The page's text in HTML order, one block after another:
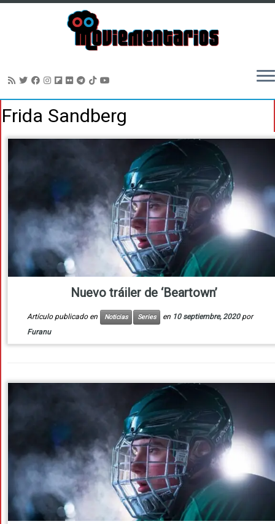
alFrida Sandberg
Nuevo tráiler de ‘Beartown’
Artículo publicado en Noticias Series en 10 septiembre, 2020 por
Furanu